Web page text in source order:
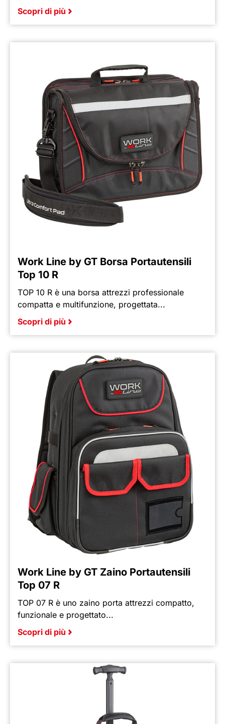
Scopri di più
Work Line by GT Borsa Portautensili
Top 10 R
TOP 10 R è una borsa attrezzi professionale
compatta e multifunzione, progettata...
Scopri di più
Work Line by GT Zaino Portautensili
Top 07 R
TOP 07 R è uno zaino porta attrezzi compatto,
funzionale e progettato...
Scopri di più